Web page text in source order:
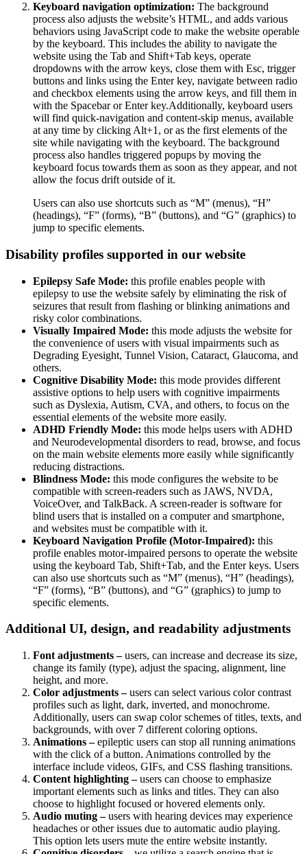
Keyboard navigation optimization: The background
process also adjusts the website’s HTML, and adds various
behaviors using JavaScript code to make the website operable
by the keyboard. This includes the ability to navigate the
website using the Tab and Shift+Tab keys, operate
dropdowns with the arrow keys, close them with Esc, trigger
buttons and links using the Enter key, navigate between radio
and checkbox elements using the arrow keys, and fill them in
with the Spacebar or Enter key.Additionally, keyboard users
will find quick-navigation and content-skip menus, available
at any time by clicking Alt+1, or as the first elements of the
site while navigating with the keyboard. The background
process also handles triggered popups by moving the
keyboard focus towards them as soon as they appear, and not
allow the focus drift outside of it.
Users can also use shortcuts such as “M” (menus), “H”
(headings), “F” (forms), “B” (buttons), and “G” (graphics) to
jump to specific elements.
Disability profiles supported in our website
Epilepsy Safe Mode: this profile enables people with
epilepsy to use the website safely by eliminating the risk of
seizures that result from flashing or blinking animations and
risky color combinations.
Visually Impaired Mode: this mode adjusts the website for
the convenience of users with visual impairments such as
Degrading Eyesight, Tunnel Vision, Cataract, Glaucoma, and
others.
Cognitive Disability Mode: this mode provides different
assistive options to help users with cognitive impairments
such as Dyslexia, Autism, CVA, and others, to focus on the
essential elements of the website more easily.
ADHD Friendly Mode: this mode helps users with ADHD
and Neurodevelopmental disorders to read, browse, and focus
on the main website elements more easily while significantly
reducing distractions.
Blindness Mode: this mode configures the website to be
compatible with screen-readers such as JAWS, NVDA,
VoiceOver, and TalkBack. A screen-reader is software for
blind users that is installed on a computer and smartphone,
and websites must be compatible with it.
Keyboard Navigation Profile (Motor-Impaired): this
profile enables motor-impaired persons to operate the website
using the keyboard Tab, Shift+Tab, and the Enter keys. Users
can also use shortcuts such as “M” (menus), “H” (headings),
“F” (forms), “B” (buttons), and “G” (graphics) to jump to
specific elements.
Additional UI, design, and readability adjustments
Font adjustments –users, can increase and decrease its size,
change its family (type), adjust the spacing, alignment, line
height, and more.
Color adjustments –users can select various color contrast
profiles such as light, dark, inverted, and monochrome.
Additionally, users can swap color schemes of titles, texts, and
backgrounds, with over 7 different coloring options.
Animations –epileptic users can stop all running animations
with the click of a button. Animations controlled by the
interface include videos, GIFs, and CSS flashing transitions.
Content highlighting –users can choose to emphasize
important elements such as links and titles. They can also
choose to highlight focused or hovered elements only.
Audio muting –users with hearing devices may experience
headaches or other issues due to automatic audio playing.
This option lets users mute the entire website instantly.